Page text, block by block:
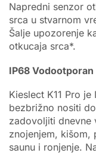
Napredni senzor
srca u stvarnom
Šalje upozorenje
otkucaja srca*.
IP68 Vodootporan
Kieslect K11 Pro
bezbrižno nositi
zadovoljiti dnevne
znojenjem, kišom,
saunu i ronjenje.